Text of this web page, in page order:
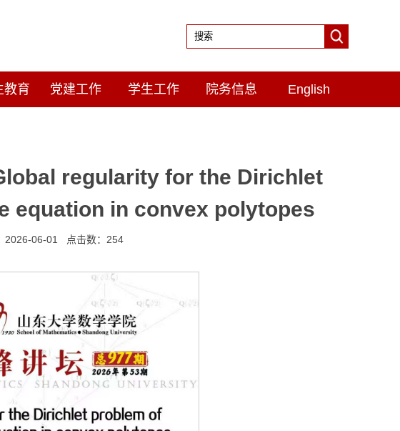
教育 党建工作 学生工作 院务信息 English
regularity for the Dirichlet
equation in convex polytopes
06-01 点击数： 254